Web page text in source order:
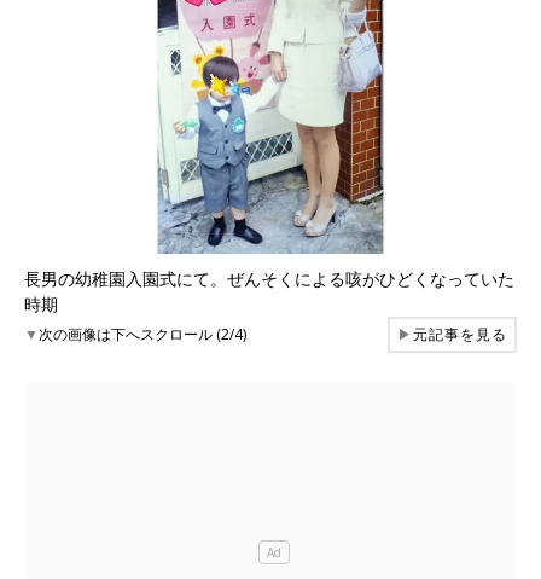
長男の幼稚園入園式にて。ぜんそくによる咳がひどくなっていた
時期
▼次の画像は下へスクロール (2/4) ▶元記事を見る